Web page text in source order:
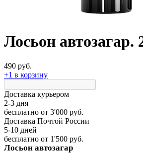
Лосьон
490 руб.
+1 в корзину
Доставка курьером
2-3 дня
бесплатно от 3'000 руб.
Доставка Почтой России
5-10 дней
бесплатно от 1'500 руб.
Лосьон автозагар